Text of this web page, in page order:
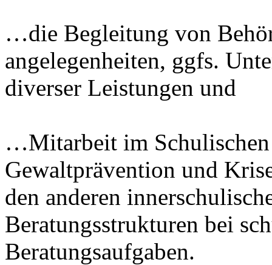
…die Begleitung von
angelegenheiten, ggfs.
diverser Leistungen und
…Mitarbeit im Schulischen
Gewaltprävention und
den anderen
Beratungsstrukturen bei
Beratungsaufgaben.